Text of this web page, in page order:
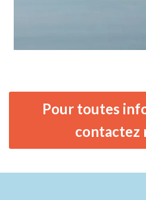
Pour toutes
contactez